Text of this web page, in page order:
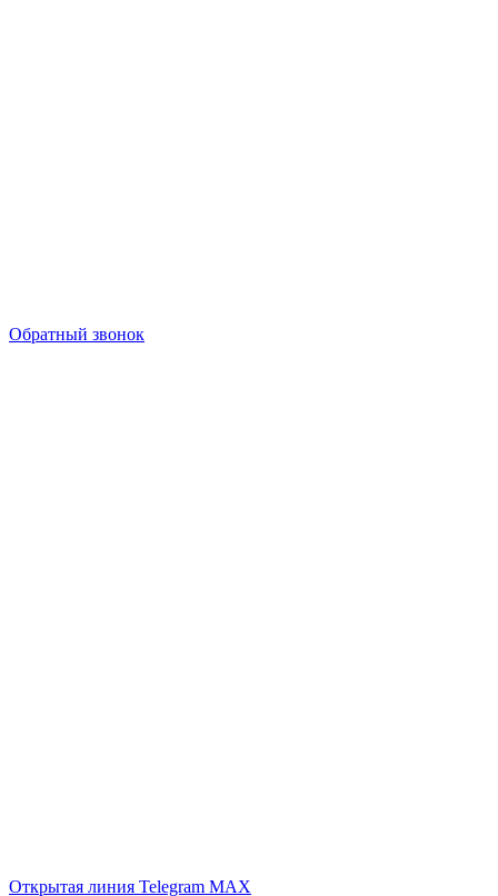
Обратный звонок
Открытая линия Telegram MAX